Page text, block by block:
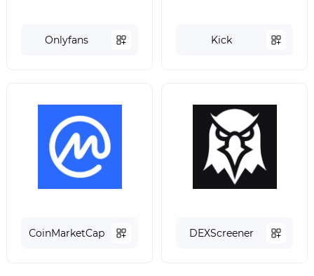
Onlyfans Kick
СoinMarketCap DEXScreener